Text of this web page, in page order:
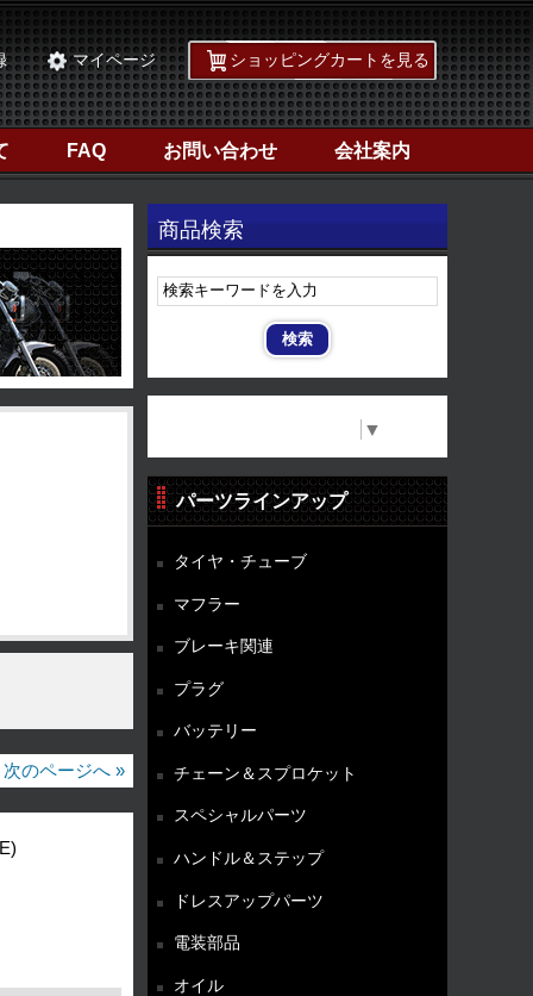
マイページ ショッピングカートを見る
FAQ お問い合わせ 会社案内
商品検索
▼
次のページへ »
パーツラインアップ
タイヤ・チューブ
マフラー
ブレーキ関連
プラグ
バッテリー
チェーン＆スプロケット
スペシャルパーツ
ハンドル＆ステップ
ドレスアップパーツ
電装部品
オイル